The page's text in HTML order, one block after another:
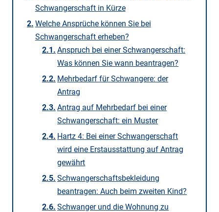
Schwangerschaft in Kürze
Welche Ansprüche können Sie bei
Schwangerschaft erheben?
Anspruch bei einer Schwangerschaft:
Was können Sie wann beantragen?
Mehrbedarf für Schwangere: der
Antrag
Antrag auf Mehrbedarf bei einer
Schwangerschaft: ein Muster
Hartz 4: Bei einer Schwangerschaft
wird eine Erstausstattung auf Antrag
gewährt
Schwangerschaftsbekleidung
beantragen: Auch beim zweiten Kind?
Schwanger und die Wohnung zu